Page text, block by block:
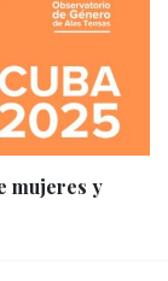
mujeres y